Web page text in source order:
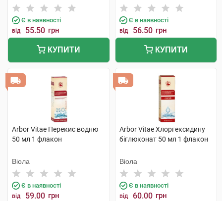
Є в наявності
від 55.50 грн
КУПИТИ
Є в наявності
від 56.50 грн
КУПИТИ
Arbor Vitae Перекис водню
50 мл 1 флакон
Віола
Є в наявності
від 59.00 грн
Arbor Vitae Хлоргексидину
біглюконат 50 мл 1 флакон
Віола
Є в наявності
від 60.00 грн